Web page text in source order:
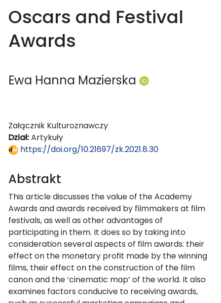
Oscars and Festival
Awards
Ewa Hanna Mazierska
Załącznik Kulturoznawczy
Dział:Artykuły
https://doi.org/10.21697/zk.2021.8.30
Abstrakt
This article discusses the value of the Academy
Awards and awards received by filmmakers at film
festivals, as well as other advantages of
participating in them. It does so by taking into
consideration several aspects of film awards: their
effect on the monetary profit made by the winning
films, their effect on the construction of the film
canon and the ‘cinematic map’ of the world. It also
examines factors conducive to receiving awards,